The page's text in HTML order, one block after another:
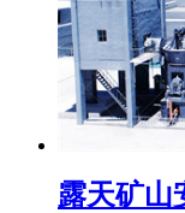
露天矿山